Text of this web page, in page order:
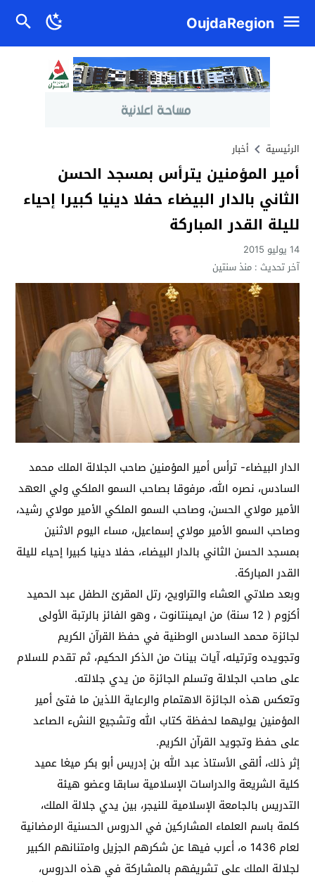
OujdaRegion
الرئيسية أخبار
أمير المؤمنين يترأس بمسجد الحسن
الثاني بالدار البيضاء حفلا دينيا كبيرا إحياء
لليلة القدر المباركة
14 يوليو 2015
آخر تحديث :منذ سنتين
الدار البيضاء- ترأس أمير المؤمنين صاحب الجلالة الملك محمد
السادس، نصره الله، مرفوقا بصاحب السمو الملكي ولي العهد
الأمير مولاي الحسن، وصاحب السمو الملكي الأمير مولاي رشيد،
وصاحب السمو الأمير مولاي إسماعيل، مساء اليوم الاثنين
بمسجد الحسن الثاني بالدار البيضاء، حفلا دينيا كبيرا إحياء لليلة
القدر المباركة.
وبعد صلاتي العشاء والتراويح، رتل المقرئ الطفل عبد الحميد
أكزوم ( 12 سنة) من ايمينتانوت ، وهو الفائز بالرتبة الأولى
لجائزة محمد السادس الوطنية في حفظ القرآن الكريم
وتجويده وترتيله، آيات بينات من الذكر الحكيم، ثم تقدم للسلام
على صاحب الجلالة وتسلم الجائزة من يدي جلالته.
وتعكس هذه الجائزة الاهتمام والرعاية اللذين ما فتئ أمير
المؤمنين يوليهما لحفظة كتاب الله وتشجيع النشء الصاعد
على حفظ وتجويد القرآن الكريم.
إثر ذلك، ألقى الأستاذ عبد الله بن إدريس أبو بكر ميغا عميد
كلية الشريعة والدراسات الإسلامية سابقا وعضو هيئة
التدريس بالجامعة الإسلامية للنيجر، بين يدي جلالة الملك،
كلمة باسم العلماء المشاركين في الدروس الحسنية الرمضانية
لعام 1436 ه، أعرب فيها عن شكرهم الجزيل وامتنانهم الكبير
لجلالة الملك على تشريفهم بالمشاركة في هذه الدروس،